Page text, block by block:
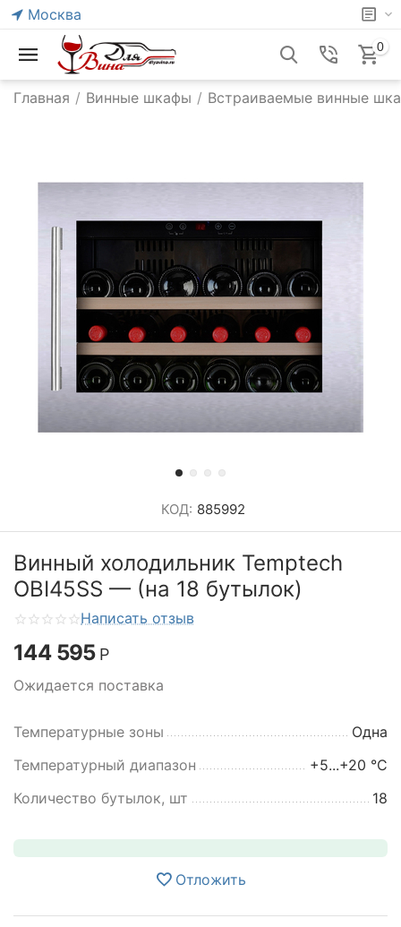
Москва
0
Главная / Винные шкафы / Встраиваемые винные
КОД: 885992
Винный холодильник Temptech
OBI45SS — (на 18 бутылок)
Написать отзыв
144 595 Р
Ожидается поставка
Температурные зоны
Одна
Температурный диапазон
+5...+20 °C
Количество бутылок, шт
18
Отложить